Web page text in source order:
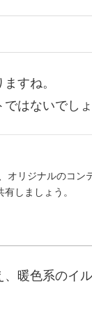
すね。
はないでし
オリジナルのコン
しましょう。
暖色系のイ